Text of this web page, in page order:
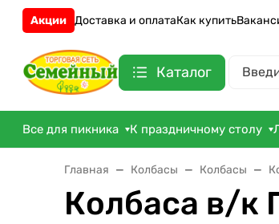
Акции Доставка и оплатаКак купить
Каталог
Все для пикника К праздничному столу
Главная Колбасы Колбасы
Колбаса в/к